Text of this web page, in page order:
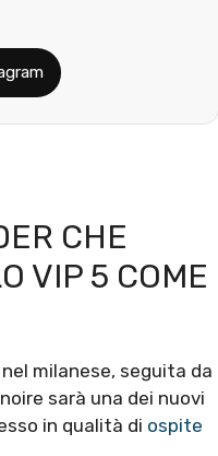
CHE
VIP 5 COME
milanese, seguita da
sarà una dei nuovi
in qualità di ospite